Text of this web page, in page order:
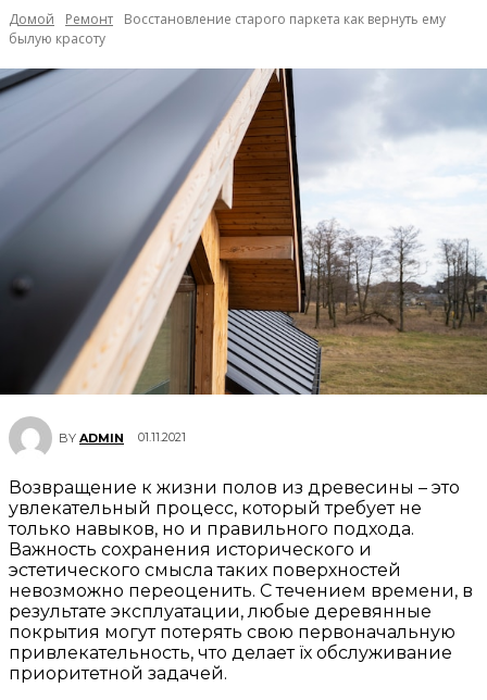
Домой Ремонт
Восстановление старого паркета как вернуть ему
былую красоту
BY ADMIN 01.11.2021
Возвращение к жизни полов из древесины – это
увлекательный процесс, который требует не
только навыков, но и правильного подхода.
Важность сохранения исторического и
эстетического смысла таких поверхностей
невозможно переоценить. С течением времени, в
результате эксплуатации, любые деревянные
покрытия могут потерять свою первоначальную
привлекательность, что делает їх обслуживание
приоритетной задачей.